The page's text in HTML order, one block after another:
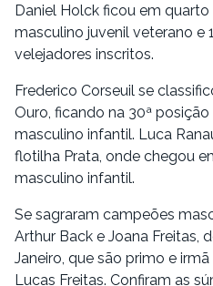
Daniel Holck ficou em
masculino juvenil veterano e
velejadores inscritos.
Frederico Corseuil se
Ouro, ficando na 30ª
masculino infantil. Luca
flotilha Prata, onde chegou
masculino infantil.
Se sagraram campeões
Arthur Back e Joana Freitas,
Janeiro, que são primo e
Lucas Freitas. Confiram as